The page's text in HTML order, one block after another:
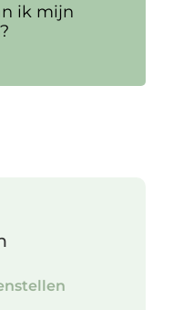
ik mijn